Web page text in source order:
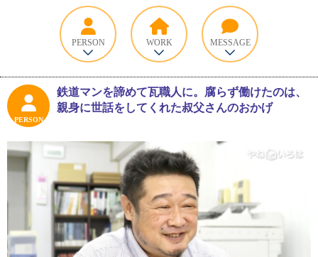
PERSON WORK MESSAGE
PERSON
鉄道マンを諦めて瓦職人に。腐らず働けたのは、
親身に世話をしてくれた叔父さんのおかげ